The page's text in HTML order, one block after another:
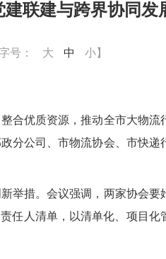
联建与跨界协同发
字号： 大 中 小】
合优质资源，推动全市大物流
分公司、市物流协会、市快递
举措。会议强调，两家协会要
任人清单，以清单化、项目化